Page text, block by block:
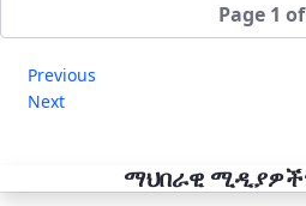
Page 1
Previous
Next
ማህበራዊ